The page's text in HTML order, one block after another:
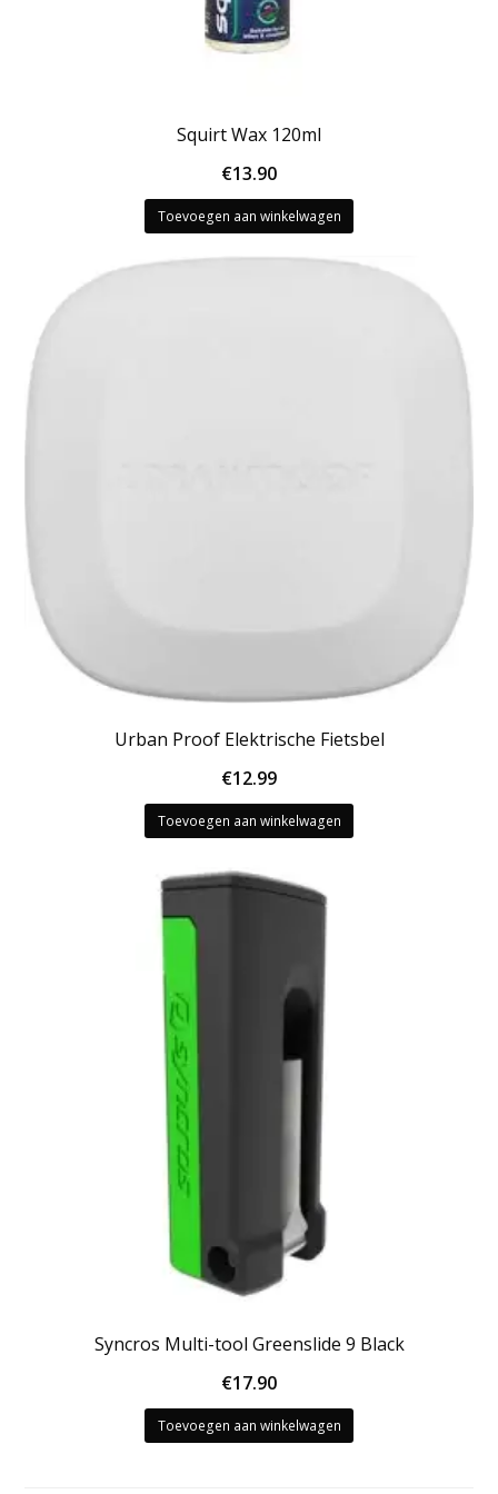
Squirt Wax 120ml
€13.90
Toevoegen aan winkelwagen
Urban Proof Elektrische Fietsbel
€12.99
Toevoegen aan winkelwagen
Syncros Multi-tool Greenslide 9 Black
€17.90
Toevoegen aan winkelwagen